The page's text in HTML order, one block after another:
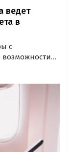
ведет
в
с
возможности
компания
расходы по